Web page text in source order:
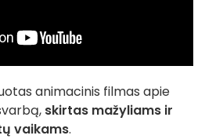
animacinis filmas apie
skirtas mažyliams ir
vaikams.